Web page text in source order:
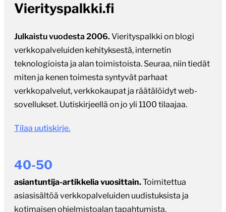
Vierityspalkki.fi
Julkaistu vuodesta 2006. Vierityspalkki on blogi
verkkopalveluiden kehityksestä, internetin
teknologioista ja alan toimistoista. Seuraa, niin tiedät
miten ja kenen toimesta syntyvät parhaat
verkkopalvelut, verkkokaupat ja räätälöidyt web-
sovellukset. Uutiskirjeellä on jo yli 1100 tilaajaa.
Tilaa uutiskirje.
40-50
asiantuntija-artikkelia vuosittain.Toimitettua
asiasisältöä verkkopalveluiden uudistuksista ja
kotimaisen ohjelmistoalan tapahtumista.